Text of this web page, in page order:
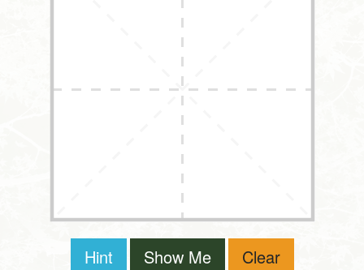
Hint Show Me Clear